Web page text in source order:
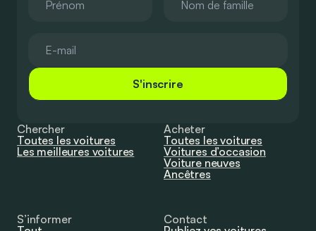
S'inscrire
Chercher
Toutes les voitures
Les meilleures voitures
Acheter
Toutes les voitures
Voitures d’occasion
Voiture neuves
Ancêtres
S’informer
Contact